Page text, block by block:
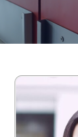
คณาจารย์
ร่วม
ติดต่อ